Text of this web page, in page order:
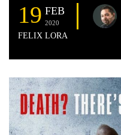
19 FEB
2020
FELIX LORA